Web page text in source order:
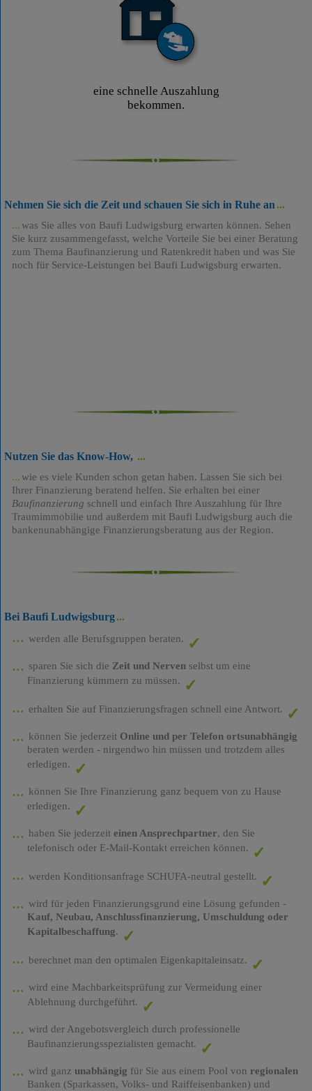
eine schnelle Auszahlung
bekommen.
Nehmen Sie sich die Zeit und schauen Sie sich in Ruhe an
was Sie alles von Baufi Ludwigsburg erwarten können. Sehen
Sie kurz zusammengefasst, welche Vorteile Sie bei einer Beratung
zum Thema Baufinanzierung und Ratenkredit haben und was Sie
noch für Service-Leistungen bei Baufi Ludwigsburg erwarten.
Nutzen Sie das Know-How,
wie es viele Kunden schon getan haben. Lassen Sie sich bei
Ihrer Finanzierung beratend helfen. Sie erhalten bei einer
Baufinanzierung schnell und einfach Ihre Auszahlung für Ihre
Traumimmobilie und außerdem mit Baufi Ludwigsburg auch die
bankenunabhängige Finanzierungsberatung aus der Region.
Bei Baufi Ludwigsburg
werden alle Berufsgruppen beraten.
sparen Sie sich die Zeit und Nervenselbst um eine
Finanzierung kümmern zu müssen.
erhalten Sie auf Finanzierungsfragen schnell eine Antwort.
können Sie jederzeit Online und per Telefon ortsunabhängig
beraten werden - nirgendwo hin müssen und trotzdem alles
erledigen.
können Sie Ihre Finanzierung ganz bequem von zu Hause
erledigen.
haben Sie jederzeit einen Ansprechpartner, den Sie
telefonisch oder E-Mail-Kontakt erreichen können.
werden Konditionsanfrage SCHUFA-neutral gestellt.
wird für jeden Finanzierungsgrund eine Lösung gefunden -
Kauf, Neubau, Anschlussfinanzierung, Umschuldung oder
Kapitalbeschaffung.
berechnet man den optimalen Eigenkapitaleinsatz.
wird eine Machbarkeitsprüfung zur Vermeidung einer
Ablehnung durchgeführt.
wird der Angebotsvergleich durch professionelle
Baufinanzierungsspezialisten gemacht.
wird ganz unabhängig für Sie aus einem Pool von regionalen
Banken (Sparkassen, Volks- und Raiffeisenbanken) und